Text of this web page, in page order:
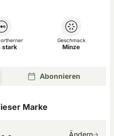
Abonnieren
stark
Geschmack
Minze
Marke
Ändern